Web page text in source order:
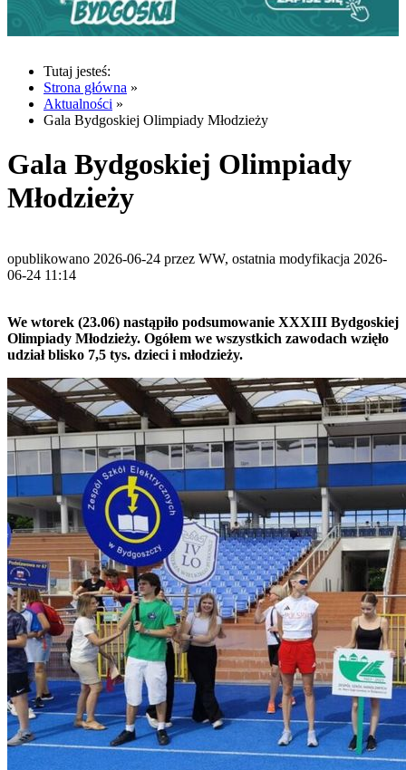
Tutaj jesteś:
Strona główna »
Aktualności »
Gala Bydgoskiej Olimpiady Młodzieży
Gala Bydgoskiej Olimpiady
Młodzieży
opublikowano 2026-06-24 przez WW, ostatnia modyfikacja 2026-
06-24 11:14
We wtorek (23.06) nastąpiło podsumowanie XXXIII Bydgoskiej
Olimpiady Młodzieży. Ogółem we wszystkich zawodach wzięło
udział blisko 7,5 tys. dzieci i młodzieży.